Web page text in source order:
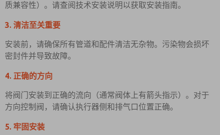
质兼容性）。请查阅技术安装说明以获取安装指南。
3. 清洁至关重要
安装前，请确保所有管道和配件清洁无杂物。污染物会损坏
密封件并导致故障。
4. 正确的方向
将阀门安装到正确的流向（通常阀体上有箭头指示）。对于
方向控制阀，请确认执行器侧和排气口位置正确。
5. 牢固安装